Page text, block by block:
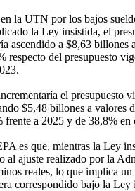
la UTN por los bajos
la Ley insistida, el
ascendido a $8,63 billones
respecto del presupuesto
el presupuesto
$5,48 billones a valores
frente a 2025 y de 38,8%
es que, mientras la Ley
al ajuste realizado por la
reales, lo que implica
correspondido bajo la